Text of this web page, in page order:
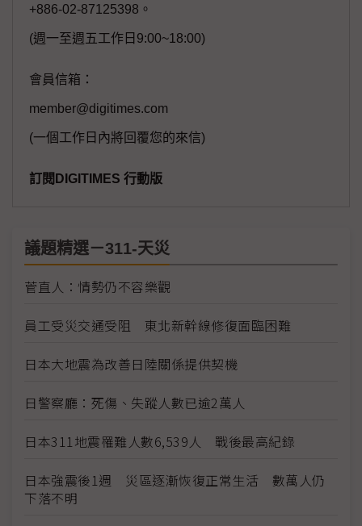
+886-02-87125398。
(週一至週五工作日9:00~18:00)
會員信箱：
member@digitimes.com
(一個工作日內將回覆您的來信)
訂閱DIGITIMES 行動版
議題精選－311-天災
菅直人：情勢仍不容樂觀
員工受災交通受阻 東北新幹線修復面臨困難
日本大地震為改善日陸關係提供契機
日警察廳：死傷、失蹤人數已逾2萬人
日本311地震罹難人數6,539人 戰後最高紀錄
日本強震後1週 災區逐漸恢復正常生活 數萬人仍
下落不明